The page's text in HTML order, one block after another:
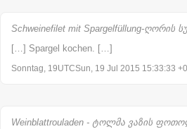
Schweinefilet mit Spargelfüllung-ღორის
[…] Spargel kochen. […]
Sonntag, 19UTCSun, 19 Jul 2015 15:33:33
Weinblattrouladen - ტოლმა ვაზის